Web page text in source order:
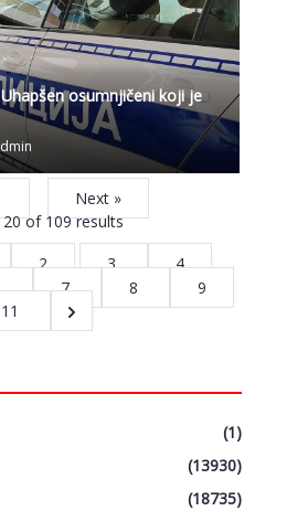
osumnjičeni koji je
Next »
20of 109results
2 3
4
7 8
9
11
(1)
(13930)
(18735)